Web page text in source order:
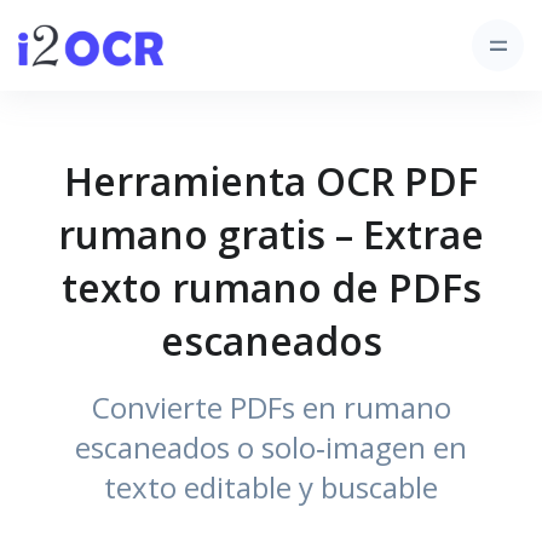
Herramienta OCR PDF
rumano gratis – Extrae
texto rumano de PDFs
escaneados
Convierte PDFs en rumano
escaneados o solo‑imagen en
texto editable y buscable